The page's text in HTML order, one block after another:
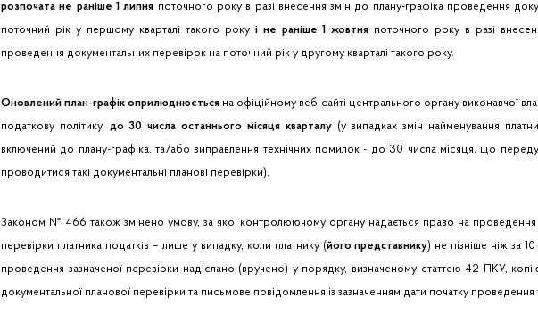
розпочата не раніше 1 липня поточного року в разі внесення змін до плану-графіка проведення
поточний рік у першому кварталі такого року і не раніше 1 жовтня поточного року в разі
проведення документальних перевірок на поточний рік у другому кварталі такого року.
Оновлений план-графік оприлюднюється на офіційному веб-сайті центрального органу виконавчої
податкову політику, до 30 числа останнього місяця кварталу(у випадках змін найменування
включений до плану-графіка, та/або виправлення технічних помилок - до 30 числа місяця, що
проводитися такі документальні планові перевірки).
Законом № 466 також змінено умову, за якої контролюючому органу надається право на проведення
перевірки платника податків – лише у випадку, коли платнику (його представнику) не пізніше ніж за
проведення зазначеної перевірки надіслано (вручено) у порядку, визначеному статтею 42 ПКУ,
документальної планової перевірки та письмове повідомлення із зазначенням дати початку проведення